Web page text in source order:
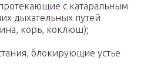
с катаральным
дыхательных путей
корь, коклюш);
блокирующие устье